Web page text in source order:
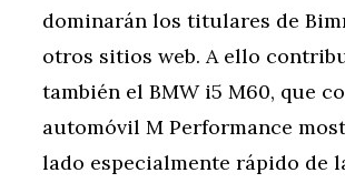
dominarán los titulares de
otros sitios web. A ello
también el BMW i5 M60, que
automóvil M Performance
lado especialmente rápido de